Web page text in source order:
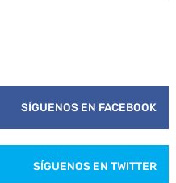
SÍGUENOS EN FACEBOOK
SÍGUENOS EN TWITTER